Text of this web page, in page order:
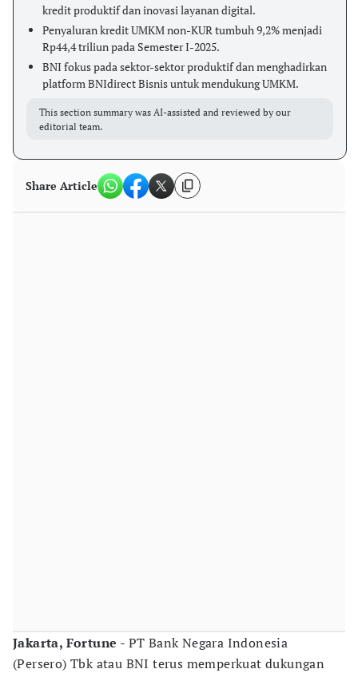
kredit produktif dan inovasi layanan digital.
Penyaluran kredit UMKM non-KUR tumbuh 9,2% menjadi
Rp44,4 triliun pada Semester I-2025.
BNI fokus pada sektor-sektor produktif dan menghadirkan
platform BNIdirect Bisnis untuk mendukung UMKM.
This section summary was AI-assisted and reviewed by our
editorial team.
Share Article
Jakarta, Fortune - PT Bank Negara Indonesia
(Persero) Tbk atau BNI terus memperkuat dukungan